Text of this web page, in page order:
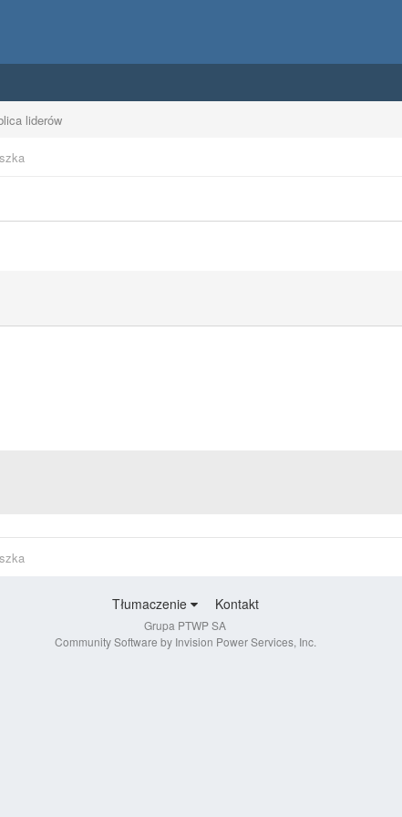
liderów
Tłumaczenie Kontakt
Grupa PTWP SA
Community Software by Invision Power Services, Inc.